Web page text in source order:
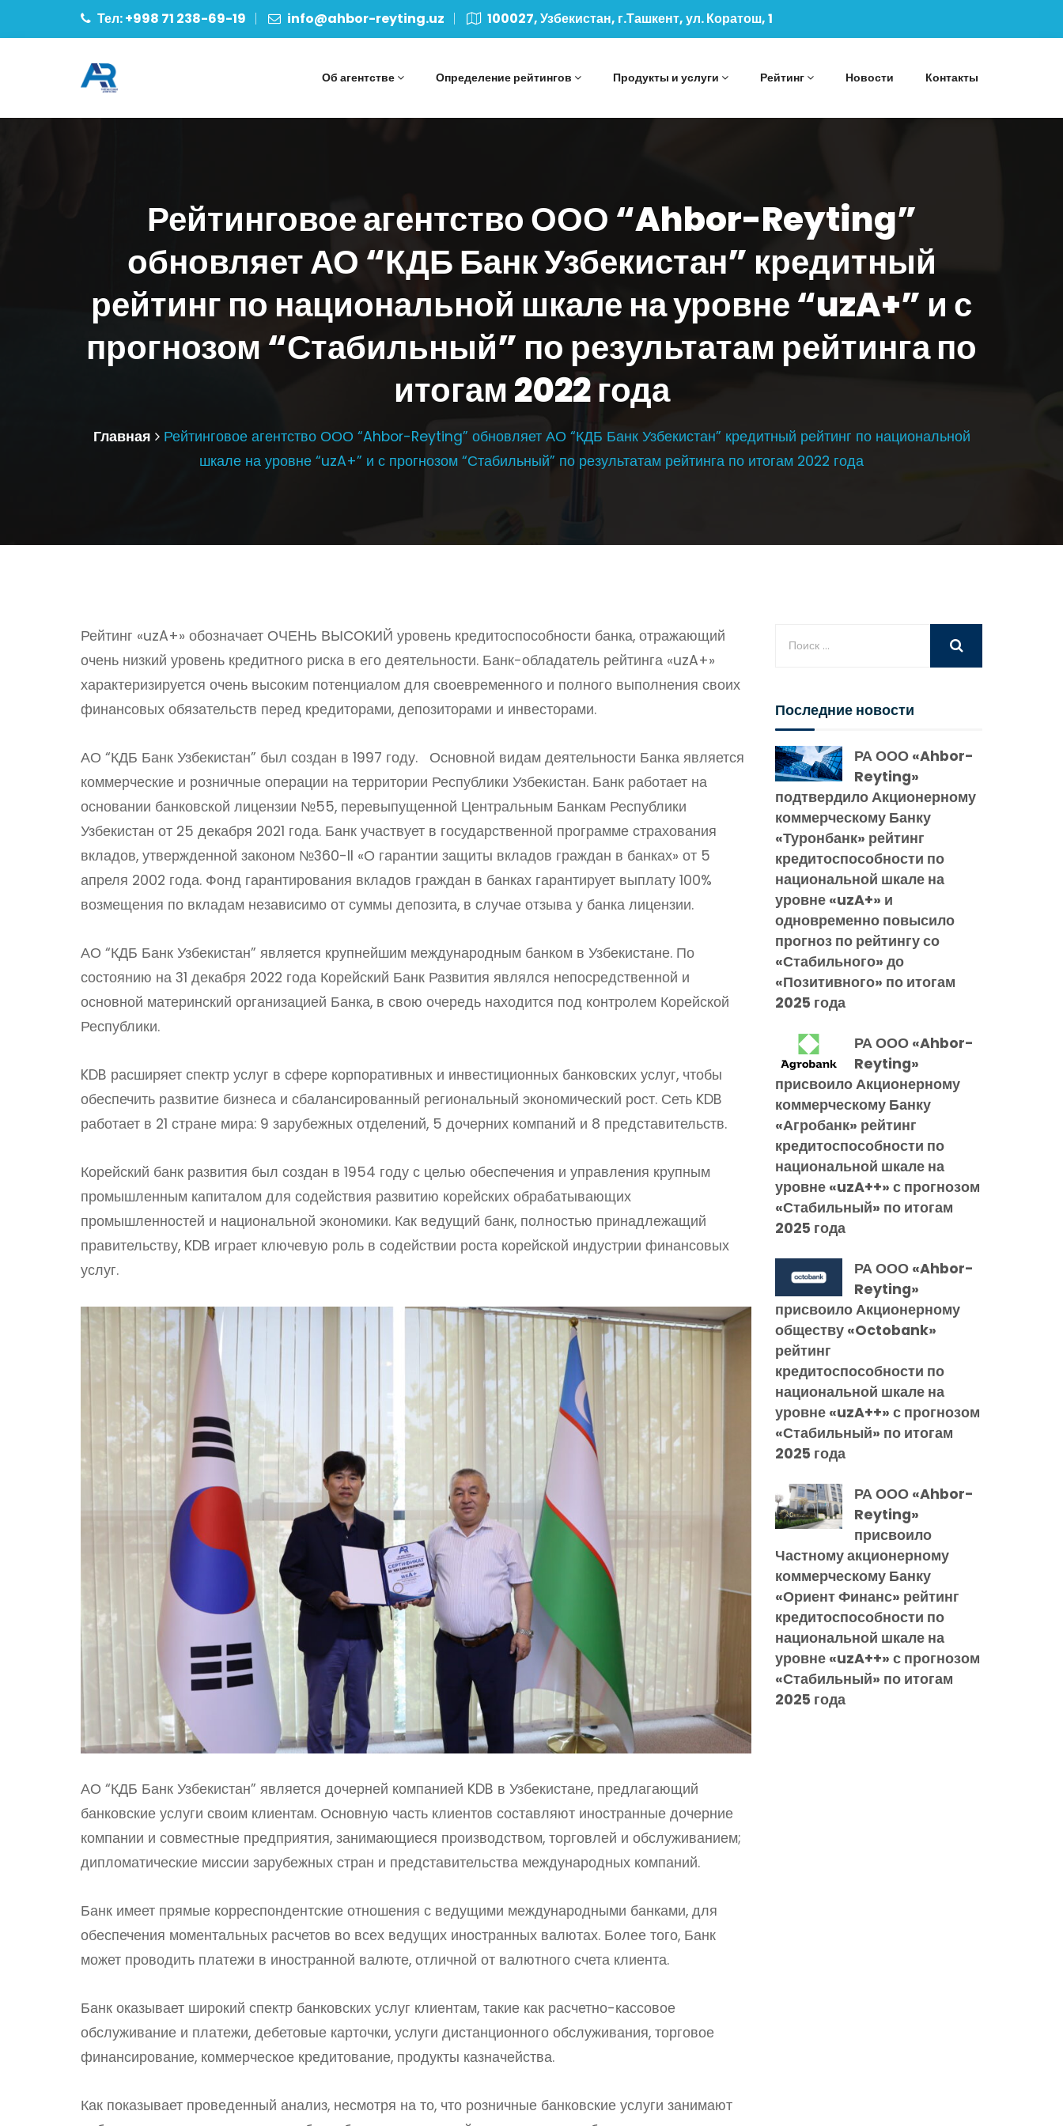
Тел: +998 71 238-69-19 info@ahbor-reyting.uz 100027, Узбекистан, г.Ташкент, ул. Коратош, 1
Об агентстве Определение рейтингов Продукты и услуги Рейтинг Новости Контакты
Рейтинговое агентство ООО “Ahbor-Reyting”
обновляет АО “КДБ Банк Узбекистан” кредитный
рейтинг по национальной шкале на уровне “uzA+” и с
прогнозом “Стабильный” по результатам рейтинга по
итогам 2022 года
Главная
Рейтинговое агентство ООО “Ahbor-Reyting” обновляет АО “КДБ Банк Узбекистан” кредитный рейтинг по национальной
шкале на уровне “uzA+” и с прогнозом “Стабильный” по результатам рейтинга по итогам 2022 года
Рейтинг «uzA+» обозначает ОЧЕНЬ ВЫСОКИЙ уровень кредитоспособности банка, отражающий
очень низкий уровень кредитного риска в его деятельности. Банк-обладатель рейтинга «uzA+»
характеризируется очень высоким потенциалом для своевременного и полного выполнения своих
финансовых обязательств перед кредиторами, депозиторами и инвесторами.
АО “КДБ Банк Узбекистан” был создан в 1997 году. Основной видам деятельности Банка является
коммерческие и розничные операции на территории Республики Узбекистан. Банк работает на
основании банковской лицензии №55, перевыпущенной Центральным Банкам Республики
Узбекистан от 25 декабря 2021 года. Банк участвует в государственной программе страхования
вкладов, утвержденной законом №360-II «О гарантии защиты вкладов граждан в банках» от 5
апреля 2002 года. Фонд гарантирования вкладов граждан в банках гарантирует выплату 100%
возмещения по вкладам независимо от суммы депозита, в случае отзыва у банка лицензии.
АО “КДБ Банк Узбекистан” является крупнейшим международным банком в Узбекистане. По
состоянию на 31 декабря 2022 года Корейский Банк Развития являлся непосредственной и
основной материнский организацией Банка, в свою очередь находится под контролем Корейской
Республики.
KDB расширяет спектр услуг в сфере корпоративных и инвестиционных банковских услуг, чтобы
обеспечить развитие бизнеса и сбалансированный региональный экономический рост. Сеть KDB
работает в 21 стране мира: 9 зарубежных отделений, 5 дочерних компаний и 8 представительств.
Корейский банк развития был создан в 1954 году с целью обеспечения и управления крупным
промышленным капиталом для содействия развитию корейских обрабатывающих
промышленностей и национальной экономики. Как ведущий банк, полностью принадлежащий
правительству, KDB играет ключевую роль в содействии роста корейской индустрии финансовых
услуг.
АО “КДБ Банк Узбекистан” является дочерней компанией KDB в Узбекистане, предлагающий
банковские услуги своим клиентам. Основную часть клиентов составляют иностранные дочерние
компании и совместные предприятия, занимающиеся производством, торговлей и обслуживанием;
дипломатические миссии зарубежных стран и представительства международных компаний.
Банк имеет прямые корреспондентские отношения с ведущими международными банками, для
обеспечения моментальных расчетов во всех ведущих иностранных валютах. Более того, Банк
может проводить платежи в иностранной валюте, отличной от валютного счета клиента.
Банк оказывает широкий спектр банковских услуг клиентам, такие как расчетно-кассовое
обслуживание и платежи, дебетовые карточки, услуги дистанционного обслуживания, торговое
финансирование, коммерческое кредитование, продукты казначейства.
Как показывает проведенный анализ, несмотря на то, что розничные банковские услуги занимают
Последние новости
РА ООО «Ahbor-
Reyting»
подтвердило Акционерному
коммерческому Банку
«Туронбанк» рейтинг
кредитоспособности по
национальной шкале на
уровне «uzA+» и
одновременно повысило
прогноз по рейтингу со
«Стабильного» до
«Позитивного» по итогам
2025 года
РА ООО «Ahbor-
Reyting»
присвоило Акционерному
коммерческому Банку
«Агробанк» рейтинг
кредитоспособности по
национальной шкале на
уровне «uzA++» с прогнозом
«Стабильный» по итогам
2025 года
РА ООО «Ahbor-
Reyting»
присвоило Акционерному
обществу «Octobank»
рейтинг
кредитоспособности по
национальной шкале на
уровне «uzA++» с прогнозом
«Стабильный» по итогам
2025 года
РА ООО «Ahbor-
Reyting»
присвоило
Частному акционерному
коммерческому Банку
«Ориент Финанс» рейтинг
кредитоспособности по
национальной шкале на
уровне «uzA++» с прогнозом
«Стабильный» по итогам
2025 года